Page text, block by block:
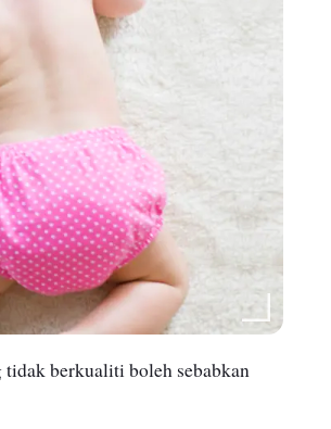
berkualiti boleh sebabkan